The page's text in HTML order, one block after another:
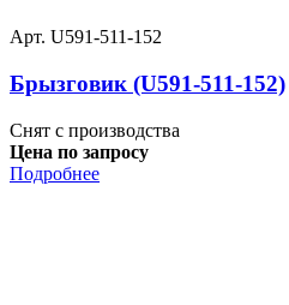
Арт. U591-511-152
Брызговик (U591-511-152)
Снят с производства
Цена по запросу
Подробнее